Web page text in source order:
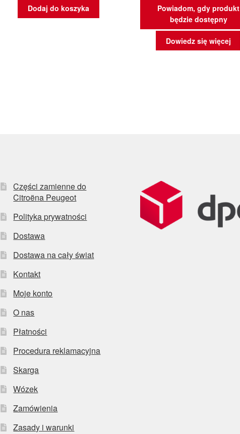
Dodaj do koszyka
Powiadom, gdy produkt
będzie dostępny
Dowiedz się więcej
Części zamienne do
Citroëna Peugeot
Polityka prywatności
Dostawa
Dostawa na cały świat
Kontakt
Moje konto
O nas
Płatności
Procedura reklamacyjna
Skarga
Wózek
Zamówienia
Zasady i warunki